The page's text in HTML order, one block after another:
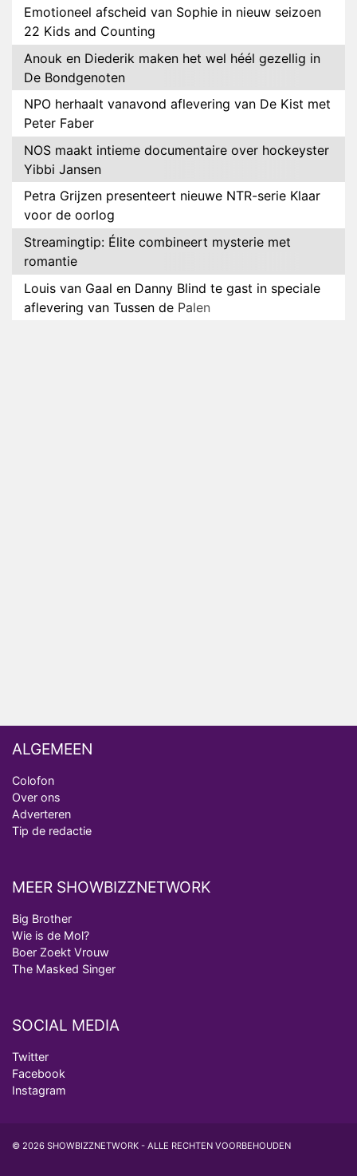
Emotioneel afscheid van Sophie in nieuw seizoen
22 Kids and Counting
Anouk en Diederik maken het wel héél gezellig in
De Bondgenoten
NPO herhaalt vanavond aflevering van De Kist met
Peter Faber
NOS maakt intieme documentaire over hockeyster
Yibbi Jansen
Petra Grijzen presenteert nieuwe NTR-serie Klaar
voor de oorlog
Streamingtip: Élite combineert mysterie met
romantie
Louis van Gaal en Danny Blind te gast in speciale
aflevering van Tussen de Palen
ALGEMEEN
Colofon
Over ons
Adverteren
Tip de redactie
MEER SHOWBIZZNETWORK
Big Brother
Wie is de Mol?
Boer Zoekt Vrouw
The Masked Singer
SOCIAL MEDIA
Twitter
Facebook
Instagram
© 2026 SHOWBIZZNETWORK - ALLE RECHTEN VOORBEHOUDEN